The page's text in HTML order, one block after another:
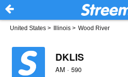
United States > Illinois > Wood River
DKLIS
AM · 590